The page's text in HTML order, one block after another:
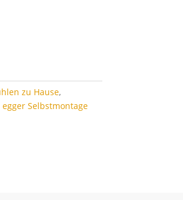
zu Hause,
egger Selbstmontage